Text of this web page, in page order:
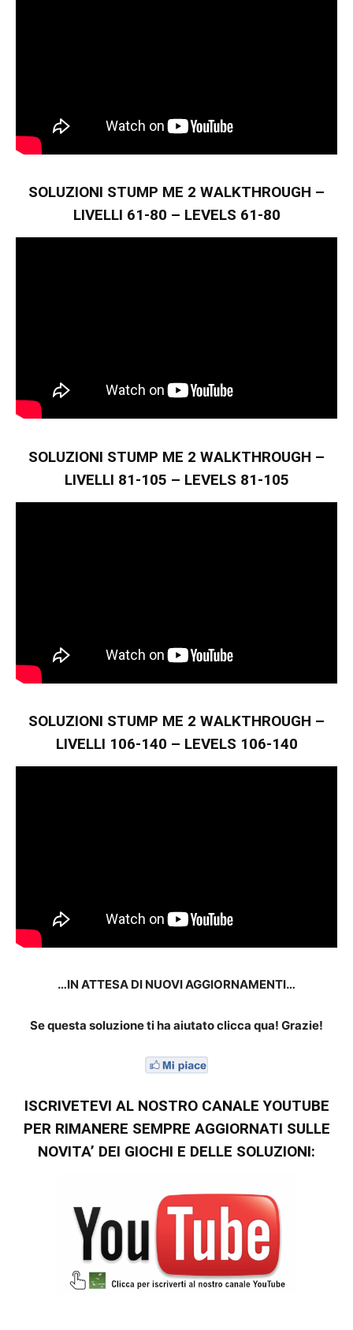
SOLUZIONI STUMP ME 2 WALKTHROUGH –
LIVELLI 61-80 – LEVELS 61-80
SOLUZIONI STUMP ME 2 WALKTHROUGH –
LIVELLI 81-105 – LEVELS 81-105
SOLUZIONI STUMP ME 2 WALKTHROUGH –
LIVELLI 106-140 – LEVELS 106-140
…IN ATTESA DI NUOVI AGGIORNAMENTI…
Se questa soluzione ti ha aiutato clicca qua! Grazie!
ISCRIVETEVI AL NOSTRO CANALE YOUTUBE
PER RIMANERE SEMPRE AGGIORNATI SULLE
NOVITA’ DEI GIOCHI E DELLE SOLUZIONI: